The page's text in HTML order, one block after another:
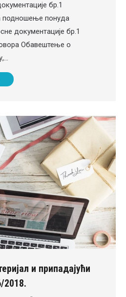
бр.1
подношење понуда
документације бр.1
Обавештење о
и припадајући
2018.